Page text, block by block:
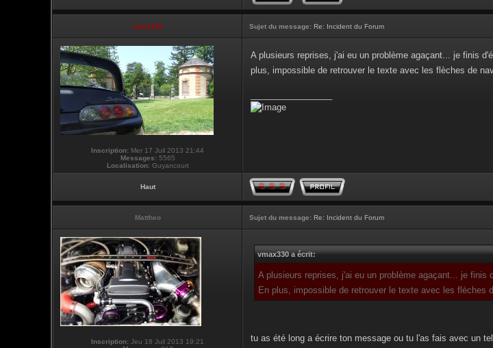
vmax330 Sujet du message: Re: Incident du Forum
Inscription: Mer 17 Juil 2013 21:44
Messages:5565
Localisation:Guyancourt
A plusieurs reprises, j'ai eu un problème agaçant... je finis
plus, impossible de retrouver le texte avec les flèches de
Haut
Mattheo Sujet du message: Re: Incident du Forum
Inscription: Jeu 18 Juil 2013 19:21
vmax330 a écrit:
A plusieurs reprises, j'ai eu un problème agaçant... je
En plus, impossible de retrouver le texte avec les flèches
tu as été long a écrire ton message ou tu l'as fais avec un